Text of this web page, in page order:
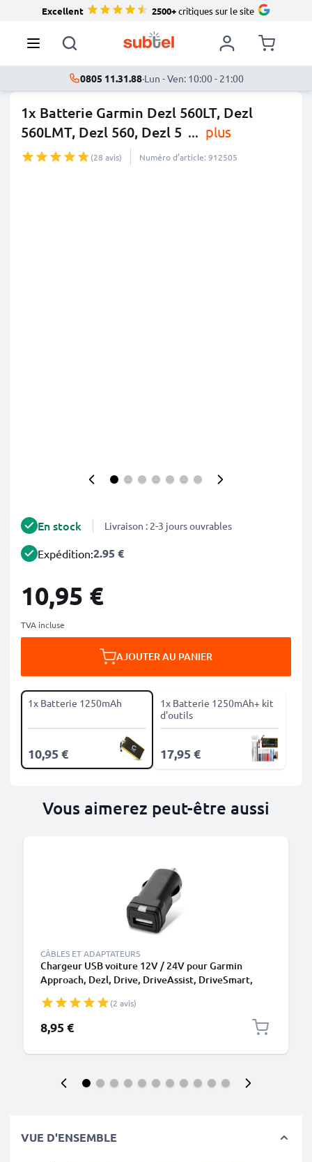
Excellent 2500+critiques sur le site
0805 11.31.88·Lun - Ven: 10:00 - 21:00
1x Batterie Garmin Dezl 560LT, Dezl
560LMT, Dezl 560, Dezl 5 ... plus
(28 avis) Numéro d’article: 912505
En stock Livraison : 2-3 jours ouvrables
Expédition:2.95 €
10,95 €
TVA incluse
AJOUTER AU PANIER
1x Batterie 1250mAh
10,95 €
1x Batterie 1250mAh+ kit
d'outils
17,95 €
Vous aimerez peut-être aussi
CÂBLES ET ADAPTATEURS
Chargeur USB voiture 12V / 24V pour Garmin
Approach, Dezl, Drive, DriveAssist, DriveSmart,
Adaptateur de charge USB
(2 avis)
8,95 €
VUE D'ENSEMBLE